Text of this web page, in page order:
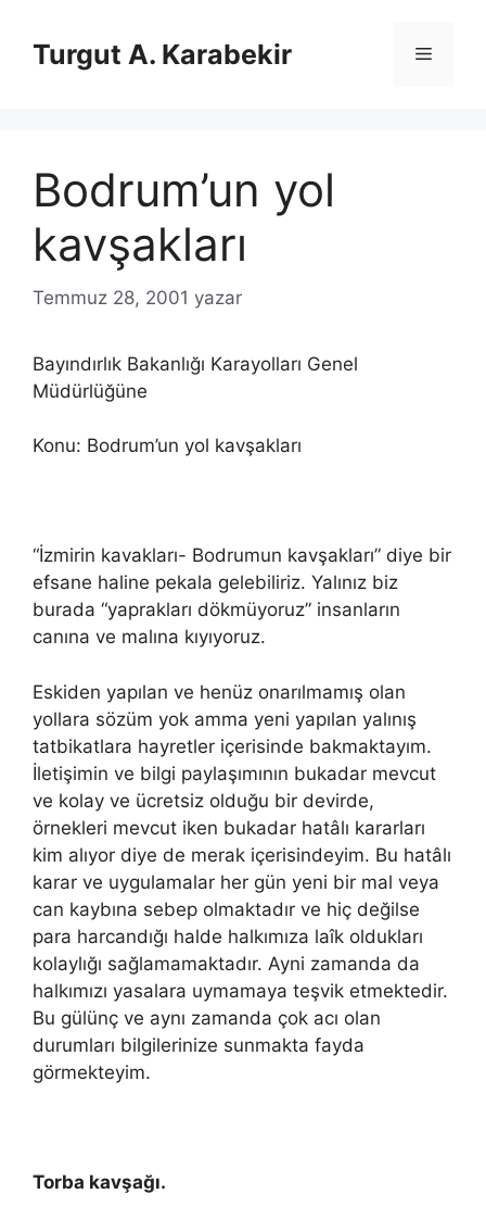
Turgut A. Karabekir Menü
Bodrum’un yol
kavşakları
Temmuz 28, 2001 yazar
Bayındırlık Bakanlığı Karayolları Genel
Müdürlüğüne
Konu: Bodrum’un yol kavşakları
“İzmirin kavakları- Bodrumun kavşakları” diye bir
efsane haline pekala gelebiliriz. Yalınız biz
burada “yaprakları dökmüyoruz” insanların
canına ve malına kıyıyoruz.
Eskiden yapılan ve henüz onarılmamış olan
yollara sözüm yok amma yeni yapılan yalınış
tatbikatlara hayretler içerisinde bakmaktayım.
İletişimin ve bilgi paylaşımının bukadar mevcut
ve kolay ve ücretsiz olduğu bir devirde,
örnekleri mevcut iken bukadar hatâlı kararları
kim alıyor diye de merak içerisindeyim. Bu hatâlı
karar ve uygulamalar her gün yeni bir mal veya
can kaybına sebep olmaktadır ve hiç değilse
para harcandığı halde halkımıza laîk oldukları
kolaylığı sağlamamaktadır. Ayni zamanda da
halkımızı yasalara uymamaya teşvik etmektedir.
Bu gülünç ve aynı zamanda çok acı olan
durumları bilgilerinize sunmakta fayda
görmekteyim.
Torba kavşağı.